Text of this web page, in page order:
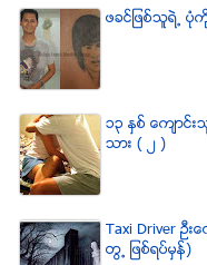
ဖခင္ျဖစ္သူရဲ႕
၁၃ ႏွစ္ ေက်ာင္း
သား ( ၂ )
Taxi Driver ဦ
တြ႕ ျဖစ္ရပ္မွန္)